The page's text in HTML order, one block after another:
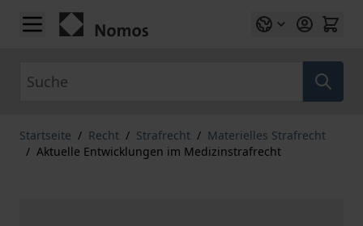
Zum Inhalt springen
Startseite / Recht / Strafrecht / Materielles Strafrecht
/ Aktuelle Entwicklungen im Medizinstrafrecht